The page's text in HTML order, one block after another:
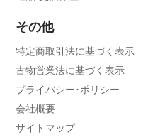
その他
特定商取引法に基づく表示
古物営業法に基づく表示
プライバシー･ポリシー
会社概要
サイトマップ